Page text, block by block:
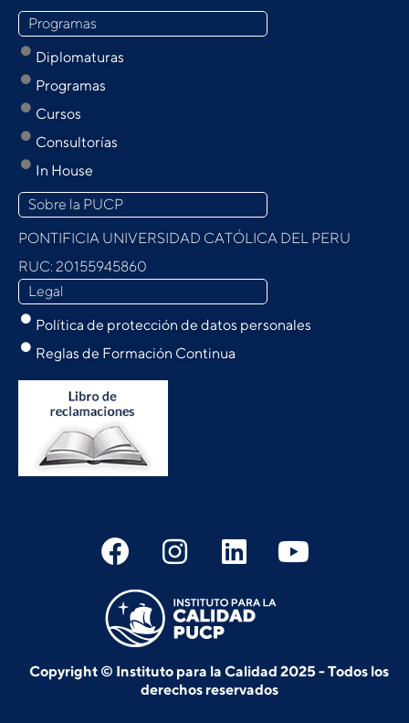
Programas
Diplomaturas
Programas
Cursos
Consultorías
In House
Sobre la PUCP
PONTIFICIA UNIVERSIDAD CATÓLICA DEL PERU
RUC: 20155945860
Legal
Política de protección de datos personales
Reglas de Formación Continua
Copyright © Instituto para la Calidad 2025 - Todos los
derechos reservados